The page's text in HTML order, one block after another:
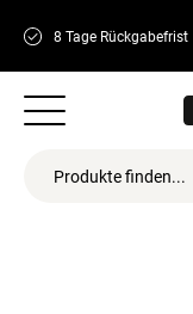
8 Tage Rückgabefrist